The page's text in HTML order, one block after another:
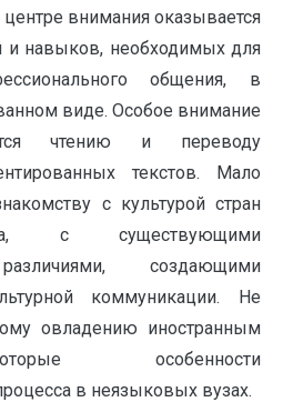
центре внимания оказывается
навыков, необходимых для
общения, в
виде. Особое внимание
чтению и переводу
текстов. Мало
с культурой стран
с существующими
создающими
коммуникации. Не
овладению иностранным
особенности
в неязыковых вузах.